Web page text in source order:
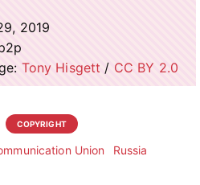
2019
Tony Hisgett / CC BY 2.0
COPYRIGHT
Union
Russia